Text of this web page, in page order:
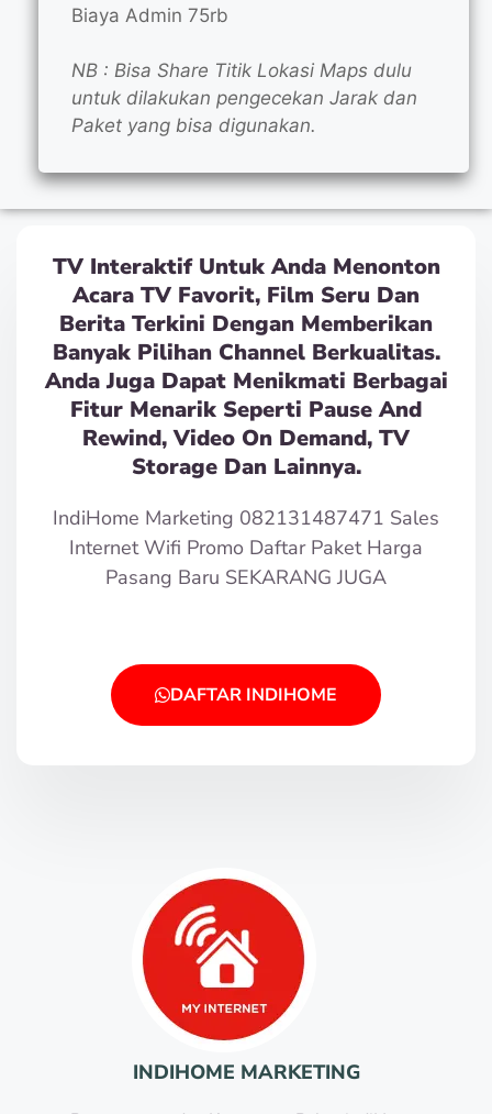
Biaya Admin 75rb
NB : Bisa Share Titik Lokasi Maps dulu
untuk dilakukan pengecekan Jarak dan
Paket yang bisa digunakan.
TV Interaktif Untuk Anda Menonton
Acara TV Favorit, Film Seru Dan
Berita Terkini Dengan Memberikan
Banyak Pilihan Channel Berkualitas.
Anda Juga Dapat Menikmati Berbagai
Fitur Menarik Seperti Pause And
Rewind, Video On Demand, TV
Storage Dan Lainnya.
IndiHome Marketing 082131487471 Sales
Internet Wifi Promo Daftar Paket Harga
Pasang Baru SEKARANG JUGA
DAFTAR INDIHOME
INDIHOME MARKETING